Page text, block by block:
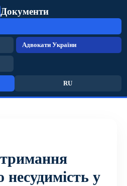
Документи
Адвокати України
RU
несудимість у